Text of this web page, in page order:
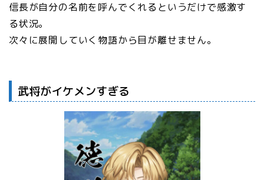
信長が自分の名前を呼んでくれるというだけで感激す
る状況。
次々に展開していく物語から目が離せません。
武将がイケメンすぎる